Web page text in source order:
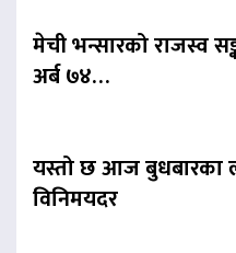
मेची भन्सारको राजस्व
अर्ब ७४…
यस्तो छ आज बुधबारका
विनिमयदर